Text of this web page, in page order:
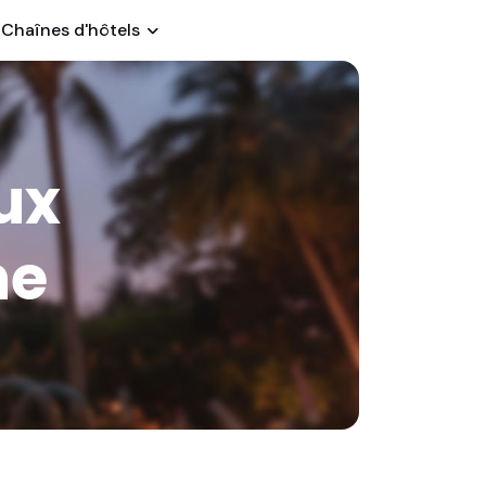
Chaînes d'hôtels